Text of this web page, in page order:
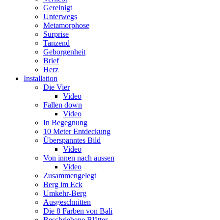
Gereinigt
Unterwegs
Metamorphose
Surprise
Tanzend
Geborgenheit
Brief
Herz
Installation
Die Vier
Video
Fallen down
Video
In Begegnung
10 Meter Entdeckung
Überspanntes Bild
Video
Von innen nach aussen
Video
Zusammengelegt
Berg im Eck
Umkehr-Berg
Ausgeschnitten
Die 8 Farben von Bali